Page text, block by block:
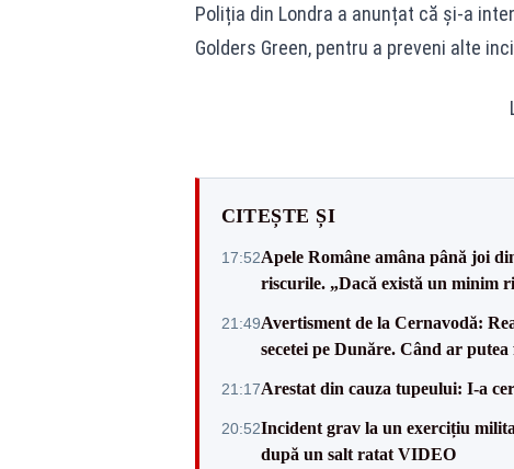
Poliția din Londra a anunțat că și-a
Golders Green, pentru a preveni alte
CITEȘTE ȘI
17:52Apele Române amâna până joi
riscurile. „Dacă există un minim
21:49Avertisment de la Cernavodă:
secetei pe Dunăre. Când ar
21:17Arestat din cauza tupeului: I-a
20:52Incident grav la un exercițiu
după un salt ratat VIDEO